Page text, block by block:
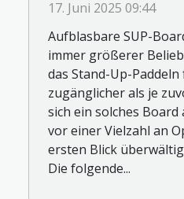
aufblasbaren
17. Juni 2025 09:44
Aufblasbare SUP-
immer größerer
das Stand-Up-
zugänglicher als je
sich ein solches
vor einer Vielzahl an
ersten Blick
Die folgende...